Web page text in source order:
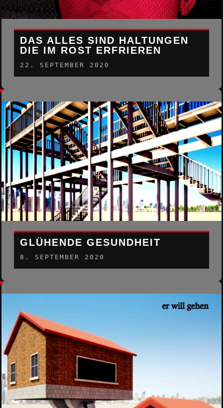
DAS ALLES SIND HALTUNGEN
DIE IM ROST ERFRIEREN
22. SEPTEMBER 2020
GLÜHENDE GESUNDHEIT
8. SEPTEMBER 2020